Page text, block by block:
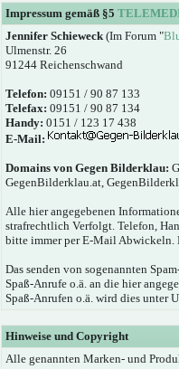
Impressum gemäß §5
Jennifer Schieweck (Im Forum "
Ulmenstr. 26
91244 Reichenschwand
Telefon: 09151 / 90 87 133
Telefax: 09151 / 90 87 134
Handy: 0151 / 123 17 438
E-Mail:
Domains von Gegen Bilderklau:
GegenBilderklau.at,
Alle hier angegebenen
strafrechtlich Verfolgt. Telefon,
bitte immer per E-Mail Abwickeln.
Das senden von sogenannten
Spaß-Anrufe o.ä. an die hier
Spaß-Anrufen o.ä. wird dies unter
Hinweise und Copyright
Alle genannten Marken- und